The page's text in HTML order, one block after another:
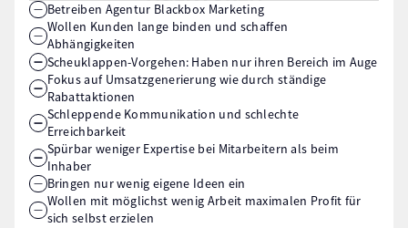
Betreiben Agentur Blackbox Marketing
Wollen Kunden lange binden und schaffen
Abhängigkeiten
Scheuklappen-Vorgehen: Haben nur ihren Bereich im Auge
Fokus auf Umsatzgenerierung wie durch ständige
Rabattaktionen
Schleppende Kommunikation und schlechte
Erreichbarkeit
Spürbar weniger Expertise bei Mitarbeitern als beim
Inhaber
Bringen nur wenig eigene Ideen ein
Wollen mit möglichst wenig Arbeit maximalen Profit für
sich selbst erzielen